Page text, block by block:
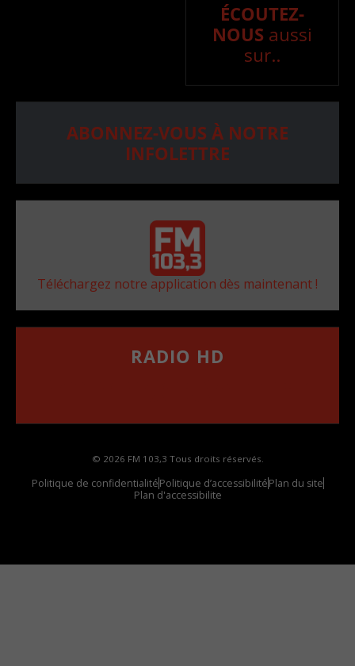
ÉCOUTEZ-
NOUS aussi
sur..
ABONNEZ-VOUS À NOTRE
INFOLETTRE
Téléchargez notre application dès maintenant !
RADIO HD
© 2026 FM 103,3 Tous droits réservés.
Politique de confidentialitéPolitique d’accessibilitéPlan du site
Plan d'accessibilite